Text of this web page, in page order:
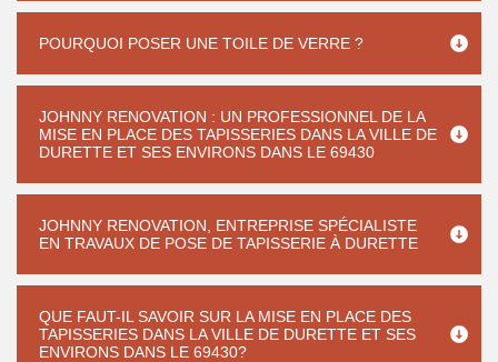
POURQUOI POSER UNE TOILE DE VERRE ?
JOHNNY RENOVATION : UN PROFESSIONNEL DE LA
MISE EN PLACE DES TAPISSERIES DANS LA VILLE DE
DURETTE ET SES ENVIRONS DANS LE 69430
JOHNNY RENOVATION, ENTREPRISE SPÉCIALISTE
EN TRAVAUX DE POSE DE TAPISSERIE À DURETTE
QUE FAUT-IL SAVOIR SUR LA MISE EN PLACE DES
TAPISSERIES DANS LA VILLE DE DURETTE ET SES
ENVIRONS DANS LE 69430?